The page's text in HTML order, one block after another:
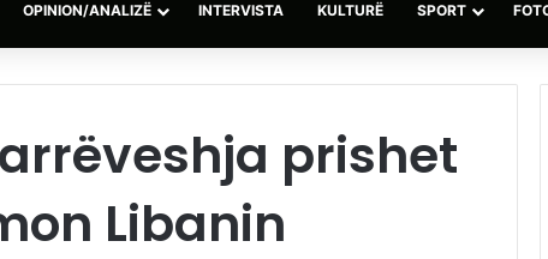
OPINION/ANALIZË INTERVISTA KULTURË SPORT
prishet
Libanin